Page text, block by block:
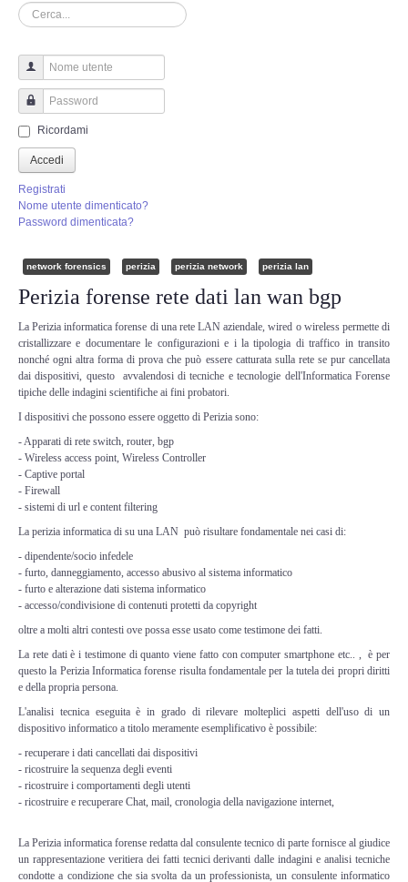
Perizia E-mail
Perizia Truffa Banca e Online
Perizia Dash Cam
Perizia software spia
Perizia Controllo lavoratori
Perizia DVR
Perizia IoT e IIoT
Perizia Ransomware Malware
Perizia Incidente Stradale
Perizia Data Breach
INDAGINI DIGITALI
Digital Intelligence OSINT
Indagini su computer
Indagini Smartphone,Tablet
Copia/Acquisizione Forense
Bonifiche Digitali
Forensics Readiness
Incident Response
Cerca...
Nome utente
Password
Ricordami
Accedi
Registrati
Nome utente dimenticato?
Password dimenticata?
network forensics perizia perizia network perizia lan
Perizia forense rete dati lan wan bgp
La Perizia informatica forense di una rete LAN aziendale, wired o wireless permette di
cristallizzare e documentare le configurazioni e i la tipologia di traffico in transito
nonché ogni altra forma di prova che può essere catturata sulla rete se pur cancellata
dai dispositivi, questo avvalendosi di tecniche e tecnologie dell'Informatica Forense
tipiche delle indagini scientifiche ai fini probatori.
I dispositivi che possono essere oggetto di Perizia sono:
- Apparati di rete switch, router, bgp
- Wireless access point, Wireless Controller
- Captive portal
- Firewall
- sistemi di url e content filtering
La perizia informatica di su una LAN può risultare fondamentale nei casi di:
- dipendente/socio infedele
- furto, danneggiamento, accesso abusivo al sistema informatico
- furto e alterazione dati sistema informatico
- accesso/condivisione di contenuti protetti da copyright
oltre a molti altri contesti ove possa esse usato come testimone dei fatti.
La rete dati è i testimone di quanto viene fatto con computer smartphone etc.. , è per
questo la Perizia Informatica forense risulta fondamentale per la tutela dei propri diritti
e della propria persona.
L'analisi tecnica eseguita è in grado di rilevare molteplici aspetti dell'uso di un
dispositivo informatico a titolo meramente esemplificativo è possibile:
- recuperare i dati cancellati dai dispositivi
- ricostruire la sequenza degli eventi
- ricostruire i comportamenti degli utenti
- ricostruire e recuperare Chat, mail, cronologia della navigazione internet,
La Perizia informatica forense redatta dal consulente tecnico di parte fornisce al giudice
un rappresentazione veritiera dei fatti tecnici derivanti dalle indagini e analisi tecniche
condotte a condizione che sia svolta da un professionista, un consulente informatico